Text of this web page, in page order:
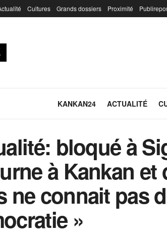
Cultures Grands dossiers Proximité
KANKAN24 ACTUALITÉ
bloqué à
à Kankan et
ne connait pas
»